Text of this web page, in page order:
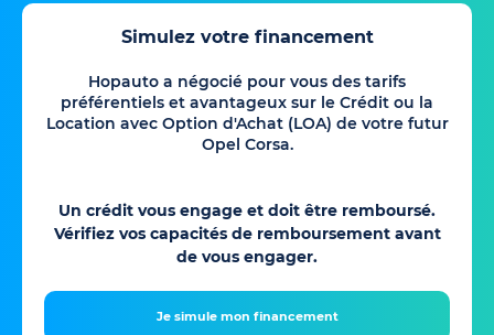
Simulez votre financement
Hopauto a négocié pour vous des tarifs
préférentiels et avantageux sur le Crédit ou la
Location avec Option d'Achat (LOA) de votre futur
Opel Corsa.
Un crédit vous engage et doit être remboursé.
Vérifiez vos capacités de remboursement avant
de vous engager.
Je simule mon financement